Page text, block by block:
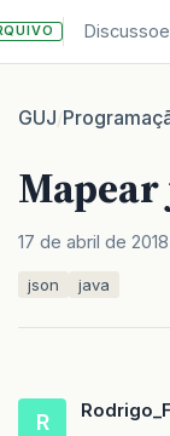
GUJ/
17 de abril de 2018
json java
R